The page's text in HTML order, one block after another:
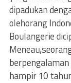
dipadukan
olehorang
Boulangerie
hampir 10